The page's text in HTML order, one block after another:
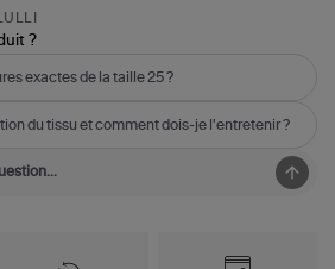
?
exactes de la taille 25 ?
du tissu et comment dois-je l'entretenir ?